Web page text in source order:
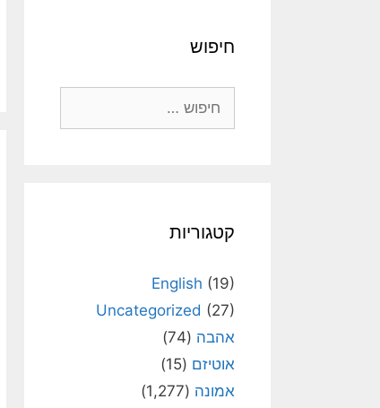
חיפוש
קטגוריות
English (19)
Uncategorized (27)
אהבה (74)
אוטיזם (15)
אמונה (1,277)